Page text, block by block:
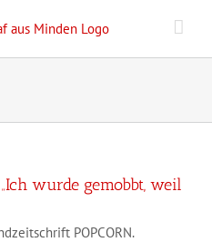
„Ich wurde gemobbt, weil
POPCORN.